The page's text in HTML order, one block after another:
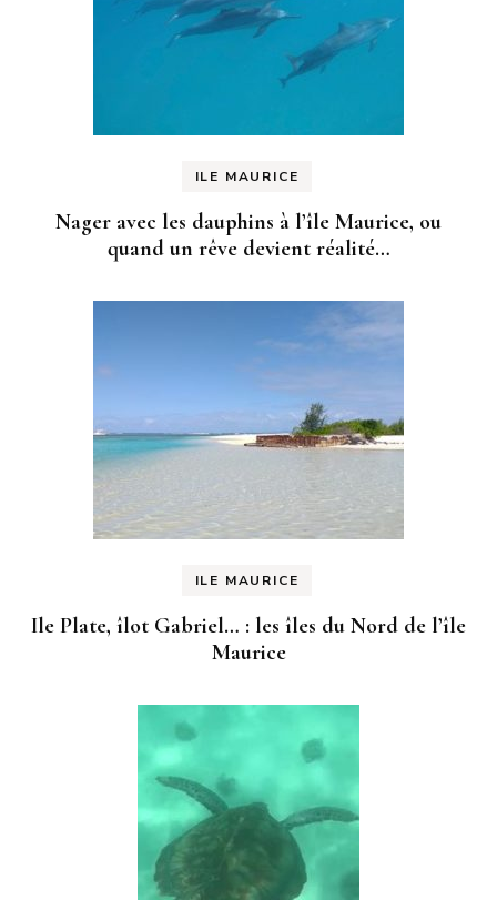
ILE MAURICE
Nager avec les dauphins à l’île Maurice, ou
quand un rêve devient réalité…
ILE MAURICE
Ile Plate, îlot Gabriel… : les îles du Nord de l’île
Maurice